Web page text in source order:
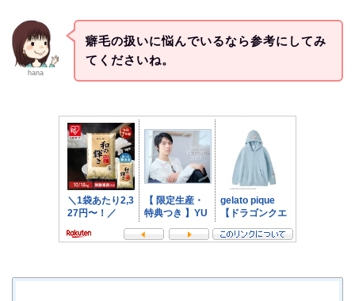
hana
癖毛の扱いに悩んでいるなら参考にしてみ
てくださいね。